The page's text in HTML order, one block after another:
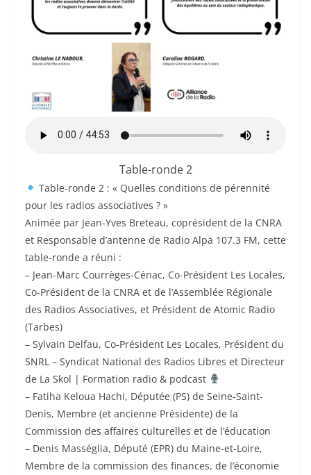
Table-ronde 2
Table-ronde 2 : « Quelles conditions de pérennité
pour les radios associatives ? »
Animée par Jean-Yves Breteau, coprésident de la CNRA
et Responsable d’antenne de Radio Alpa 107.3 FM, cette
table-ronde a réuni :
– Jean-Marc Courrèges-Cénac, Co-Président Les Locales,
Co-Président de la CNRA et de l’Assemblée Régionale
des Radios Associatives, et Président de Atomic Radio
(Tarbes)
– Sylvain Delfau, Co-Président Les Locales, Président du
SNRL – Syndicat National des Radios Libres et Directeur
de La Skol | Formation radio & podcast
– Fatiha Keloua Hachi, Députée (PS) de Seine-Saint-
Denis, Membre (et ancienne Présidente) de la
Commission des affaires culturelles et de l’éducation
– Denis Masséglia, Député (EPR) du Maine-et-Loire,
Membre de la commission des finances, de l’économie